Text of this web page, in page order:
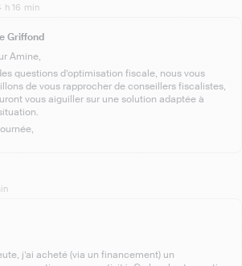
h 16 min
Griffond
Amine,
questions d’optimisation fiscale, nous vous
de vous rapprocher de conseillers fiscalistes,
vous aiguiller sur une solution adaptée à
j’ai acheté (via un financement) un